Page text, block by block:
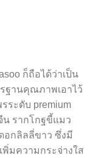
ก็ถือได้ว่าเป็น
ฐานคุณภาพเอาไว้
ระดับ premium
น รากโกฐขี้แมว
อกลิลลี่ขาว ซึ่งมี
มความกระจ่างใส